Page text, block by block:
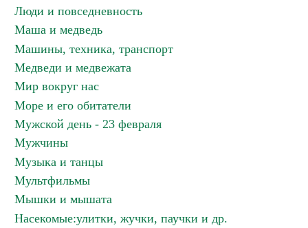
Люди и повседневность
Маша и медведь
Машины, техника, транспорт
Медведи и медвежата
Мир вокруг нас
Море и его обитатели
Мужской день - 23 февраля
Мужчины
Музыка и танцы
Мультфильмы
Мышки и мышата
Насекомые:улитки, жучки, паучки и др.